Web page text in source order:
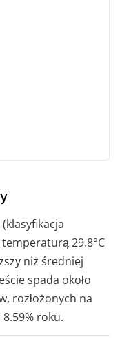
29.8°C
niż średniej
spada około
rozłożonych na
roku.